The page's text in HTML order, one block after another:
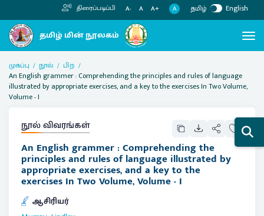
திரைப்படிப்பி A- A A+ A தமிழ் English
முகப்பு நூல்
பிற
An English grammer : Comprehending the principles and rules of language
illustrated by appropriate exercises, and a key to the exercises In Two Volume,
Volume - I
நூல் விவரங்கள்
An English grammer : Comprehending the
principles and rules of language illustrated by
appropriate exercises, and a key to the
exercises In Two Volume, Volume - I
ஆசிரியர்